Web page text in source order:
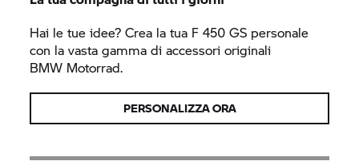
Hai le tue idee? Crea la tua F 450 GS personale
con la vasta gamma di accessori originali
BMW Motorrad.
PERSONALIZZA ORA